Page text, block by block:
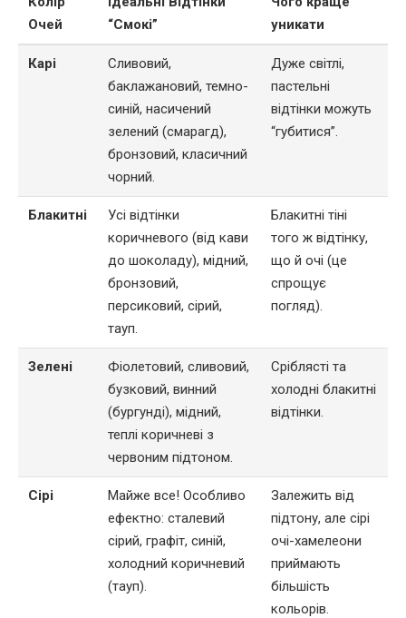
Очей
“Смокі”
уникати
Карі
Сливовий,
баклажановий, темно-
синій, насичений
зелений (смарагд),
бронзовий, класичний
чорний.
Дуже світлі,
пастельні
відтінки можуть
“губитися”.
Блакитні
Усі відтінки
коричневого (від кави
до шоколаду), мідний,
бронзовий,
персиковий, сірий,
тауп.
Блакитні тіні
того ж відтінку,
що й очі (це
спрощує
погляд).
Зелені
Фіолетовий, сливовий,
бузковий, винний
(бургунді), мідний,
теплі коричневі з
червоним підтоном.
Сріблясті та
холодні блакитні
відтінки.
Сірі
Майже все! Особливо
ефектно: сталевий
сірий, графіт, синій,
холодний коричневий
(тауп).
Залежить від
підтону, але сірі
очі-хамелеони
приймають
більшість
кольорів.